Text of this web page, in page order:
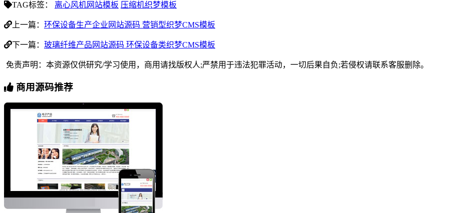
TAG标签： 离心风机网站模板 压缩机织梦模板
上一篇： 环保设备生产企业网站源码 营销型织梦CMS模板
下一篇： 玻璃纤维产品网站源码 环保设备类织梦CMS模板
免责声明：本资源仅供研究/学习使用，商用请找版权人;严禁用于违法犯罪活动，一切后果自负;若侵权请联系客服删除。
商用源码推荐